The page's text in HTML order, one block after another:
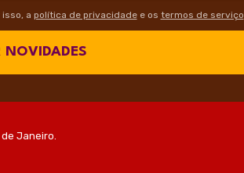
isso, a política de privacidadee os termos de serviço
NOVIDADES
Janeiro.